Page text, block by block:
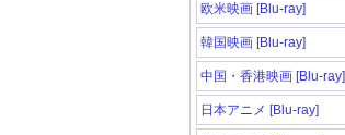
欧米映画 [Blu-ray]
韓国映画 [Blu-ray]
中国・香港映画 [Blu-ray]
日本アニメ [Blu-ray]